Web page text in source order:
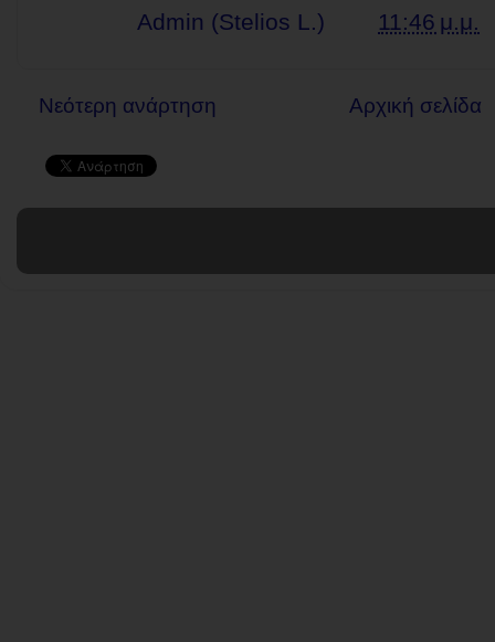
Admin (Stelios L.) 11:46 μ.μ.
Νεότερη ανάρτηση Αρχική σελίδα